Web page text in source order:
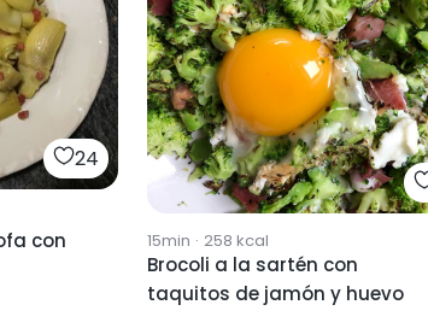
24
con
15min · 258 kcal
Brocoli a la sartén con
taquitos de jamón y huevo